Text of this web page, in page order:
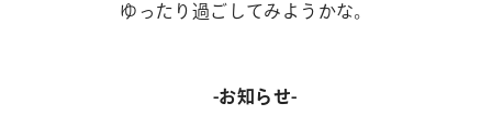
ゆったり過ごしてみようかな。
-お知らせ-